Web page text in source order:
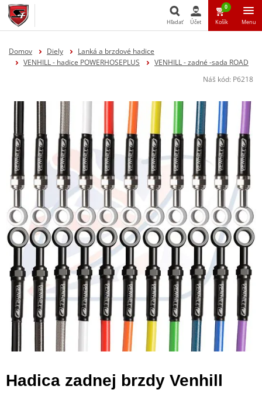
Hľadať Účet
0
Košík Menu
Domov Diely
Lanká a brzdové hadice
VENHILL - hadice POWERHOSEPLUS
VENHILL - zadné -sada ROAD
Náš kód: P6218
Hadica zadnej brzdy Venhill